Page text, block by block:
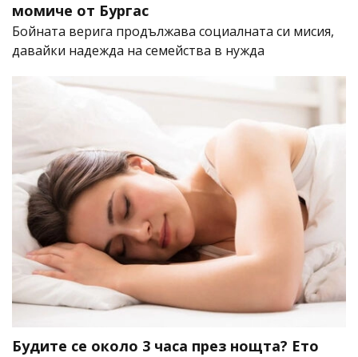
момиче от Бургас
Бойната верига продължава социалната си мисия,
давайки надежда на семейства в нужда
Будите се около 3 часа през нощта? Ето